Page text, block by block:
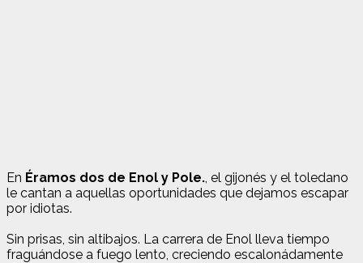
En Éramos dos de Enol y Pole., el gijonés y el toledano
le cantan a aquellas oportunidades que dejamos escapar
por idiotas.
Sin prisas, sin altibajos. La carrera de Enol lleva tiempo
fraguándose a fuego lento, creciendo escalonádamente